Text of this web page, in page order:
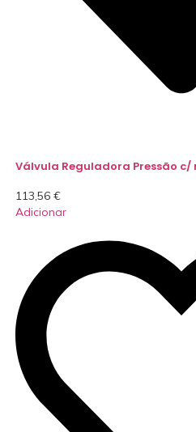
Válvula Reguladora Pressão c/
113,56 €
Adicionar